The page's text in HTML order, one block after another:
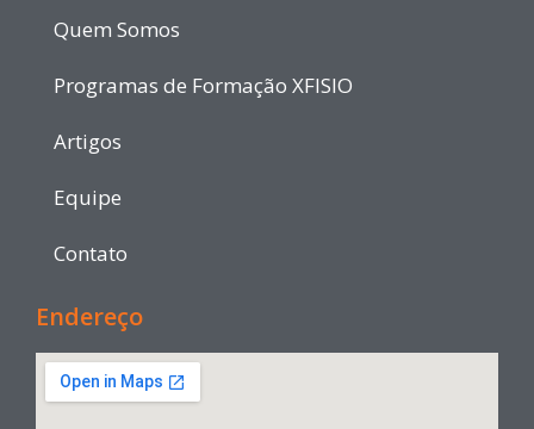
Quem Somos
Programas de Formação XFISIO
Artigos
Equipe
Contato
Endereço